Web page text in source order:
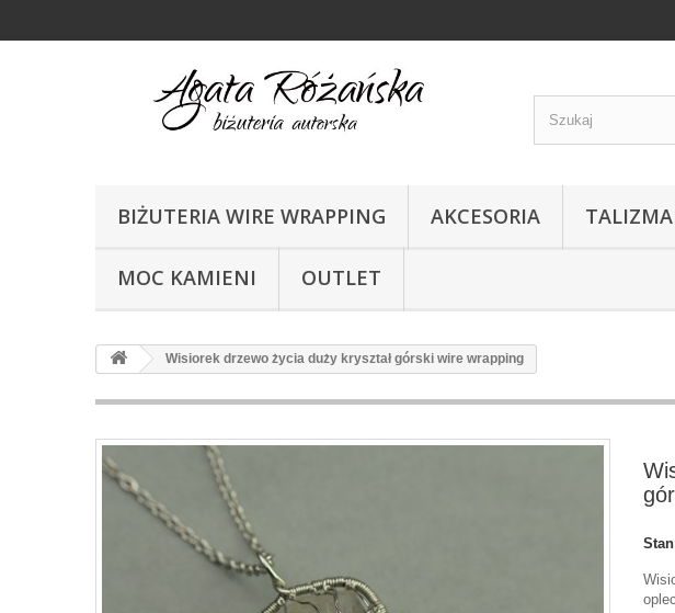
BIŻUTERIA WIRE WRAPPING AKCESORIA
MOC KAMIENI OUTLET
Wisiorek drzewo życia duży kryształ górski wire wrapping